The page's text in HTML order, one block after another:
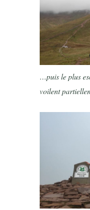
…puis le plus
voilent